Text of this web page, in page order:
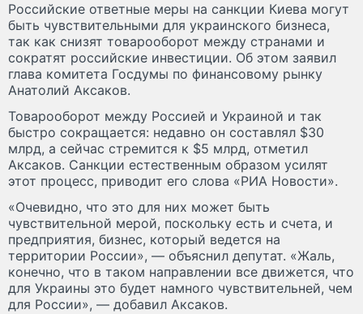
Российские ответные меры на санкции Киева могут
быть чувствительными для украинского бизнеса,
так как снизят товарооборот между странами и
сократят российские инвестиции. Об этом заявил
глава комитета Госдумы по финансовому рынку
Анатолий Аксаков.
Товарооборот между Россией и Украиной и так
быстро сокращается: недавно он составлял $30
млрд, а сейчас стремится к $5 млрд, отметил
Аксаков. Санкции естественным образом усилят
этот процесс, приводит его слова «РИА Новости».
«Очевидно, что это для них может быть
чувствительной мерой, поскольку есть и счета, и
предприятия, бизнес, который ведется на
территории России», — объяснил депутат. «Жаль,
конечно, что в таком направлении все движется, что
для Украины это будет намного чувствительней, чем
для России», — добавил Аксаков.